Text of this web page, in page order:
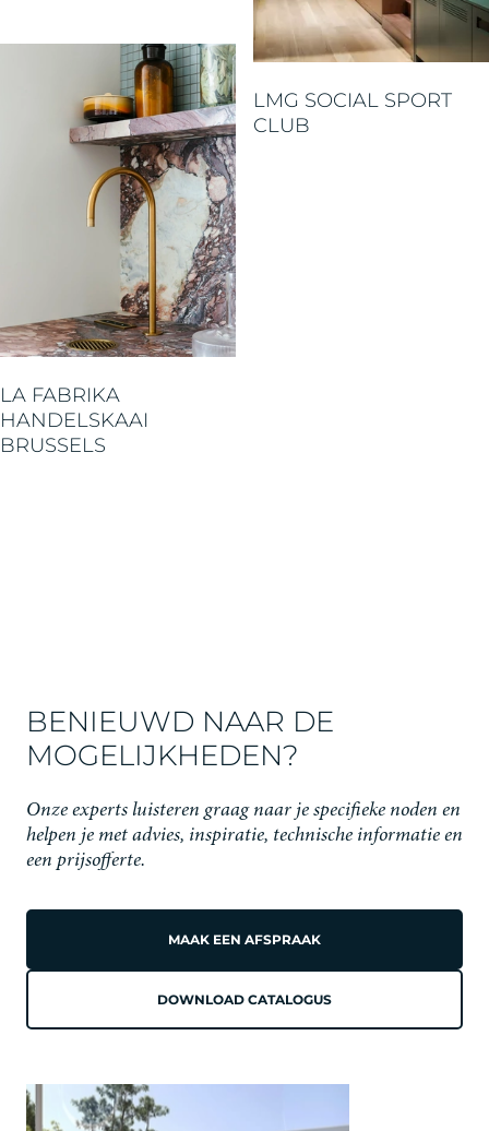
LMG SOCIAL SPORT
CLUB
LA FABRIKA
HANDELSKAAI
BRUSSELS
BENIEUWD NAAR DE
MOGELIJKHEDEN?
Onze experts luisteren graag naar je specifieke noden en
helpen je met advies, inspiratie, technische informatie en
een prijsofferte.
MAAK EEN AFSPRAAK
DOWNLOAD CATALOGUS